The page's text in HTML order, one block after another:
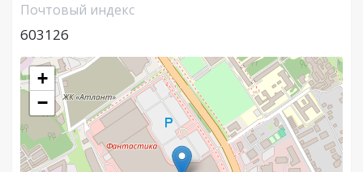
Почтовый индекс
603126
+
−